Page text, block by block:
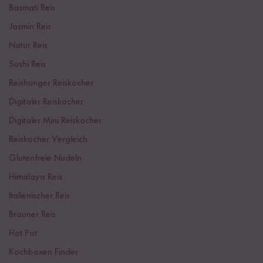
Basmati Reis
Jasmin Reis
Natur Reis
Sushi Reis
Reishunger Reiskocher
Digitaler Reiskocher
Digitaler Mini Reiskocher
Reiskocher Vergleich
Glutenfreie Nudeln
Himalaya Reis
Italienischer Reis
Brauner Reis
Hot Pot
Kochboxen Finder